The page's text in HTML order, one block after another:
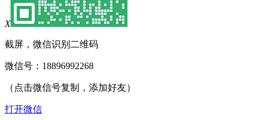
X
截屏，微信识别二维码
微信号： 18896992268
（点击微信号复制，添加好友）
打开微信